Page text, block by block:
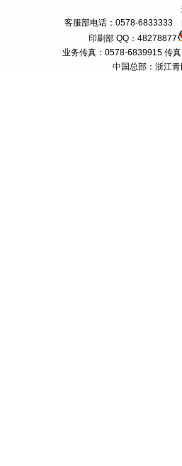
客服部电话：0578-
印刷部 QQ：48278877
业务传真：0578-6839915 传
中国总部：浙江